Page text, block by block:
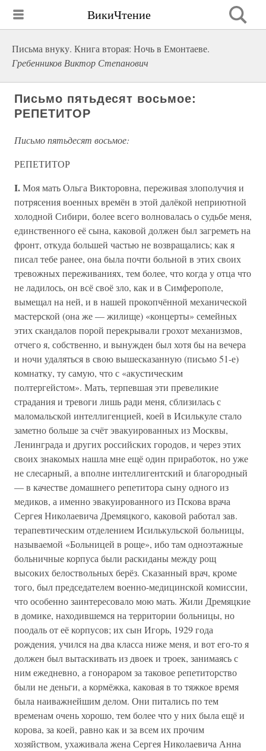
ВикиЧтение
Письма внуку. Книга вторая: Ночь в Емонтаеве.
Гребенников Виктор Степанович
Письмо пятьдесят восьмое:
РЕПЕТИТОР
Письмо пятьдесят восьмое:
РЕПЕТИТОР
I.Моя мать Ольга Викторовна, переживая злополучия и
потрясения военных времён в этой далёкой неприютной
холодной Сибири, более всего волновалась о судьбе меня,
единственного её сына, каковой должен был загреметь на
фронт, откуда большей частью не возвращались; как я
писал тебе ранее, она была почти больной в этих своих
тревожных переживаниях, тем более, что когда у отца что
не ладилось, он всё своё зло, как и в Симферополе,
вымещал на ней, и в нашей прокопчённой механической
мастерской (она же — жилище) «концерты» семейных
этих скандалов порой перекрывали грохот механизмов,
отчего я, собственно, и вынужден был хотя бы на вечера
и ночи удаляться в свою вышесказанную (письмо 51-е)
комнатку, ту самую, что с «акустическим
полтергейстом». Мать, терпевшая эти превеликие
страдания и тревоги лишь ради меня, сблизилась с
маломальской интеллигенцией, коей в Исилькуле стало
заметно больше за счёт эвакуированных из Москвы,
Ленинграда и других российских городов, и через этих
своих знакомых нашла мне ещё один приработок, но уже
не слесарный, а вполне интеллигентский и благородный
— в качестве домашнего репетитора сыну одного из
медиков, а именно эвакуированного из Пскова врача
Сергея Николаевича Дремяцкого, каковой работал зав.
терапевтическим отделением Исилькульской больницы,
называемой «Больницей в роще», ибо там одноэтажные
больничные корпуса были раскиданы между рощ
высоких белоствольных берёз. Сказанный врач, кроме
того, был председателем военно-медицинской комиссии,
что особенно заинтересовало мою мать. Жили Дремяцкие
в домике, находившемся на территории больницы, но
поодаль от её корпусов; их сын Игорь, 1929 года
рождения, учился на два класса ниже меня, и вот его-то я
должен был вытаскивать из двоек и троек, занимаясь с
ним ежедневно, а гонораром за таковое репетиторство
были не деньги, а кормёжка, каковая в то тяжкое время
была наиважнейшим делом. Они питались по тем
временам очень хорошо, тем более что у них была ещё и
корова, за коей, равно как и за всем их прочим
хозяйством, ухаживала жена Сергея Николаевича Анна